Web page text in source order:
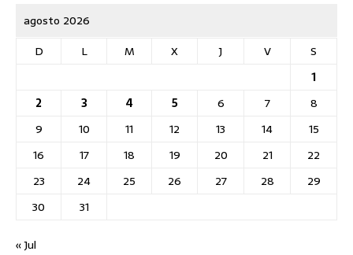
agosto 2026
D
L M X J V
S
1
2
3 4 5 6 7
8
9
10 11 12 13 14
15
16
17 18 19 20 21
22
23
24 25 26 27 28
29
30
31
« Jul